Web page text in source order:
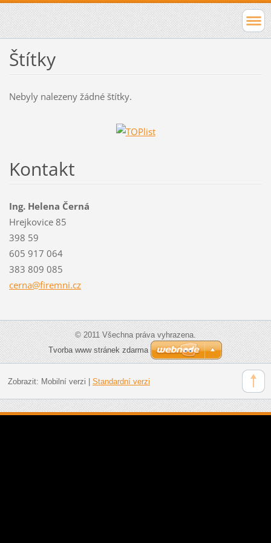
Štítky
Nebyly nalezeny žádné štítky.
Kontakt
Ing. Helena Černá
Hrejkovice 85
398 59
605 917 064
383 809 085
cerna@firemni.cz
© 2011 Všechna práva vyhrazena.
Tvorba www stránek zdarma
Zobrazit: Mobilní verzi Standardní verzi